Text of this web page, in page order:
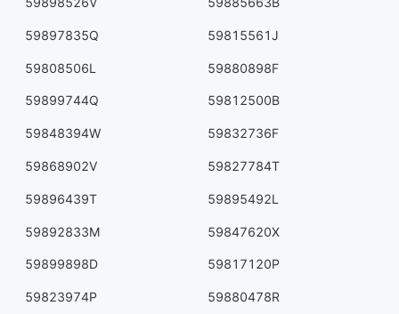
59897835Q 59815561J
59808506L 59880898F
59899744Q 59812500B
59848394W 59832736F
59868902V 59827784T
59896439T 59895492L
59892833M 59847620X
59899898D 59817120P
59823974P 59880478R